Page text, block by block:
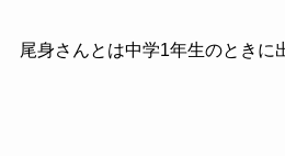
尾身さんとは中学1年生のときに